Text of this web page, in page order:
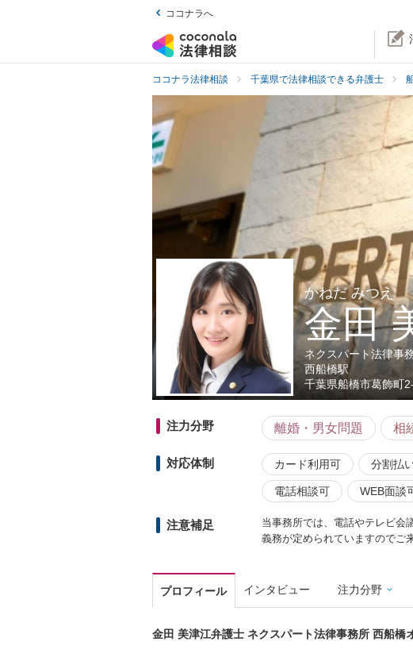
ココナラへ
ココナラ法律相談 千葉県で法律相談できる弁護士
かねだ みつえ
金田
ネクスパート法律事
西船橋駅
千葉県船橋市葛飾町
注力分野 離婚・男女問題 相
対応体制 カード利用可 分割払
電話相談可 WEB面談
注意補足
当事務所では、電話やテレビ会
義務が定められていますのでご
プロフィール インタビュー 注力分野
金田 美津江弁護士 ネクスパート法律事務所 西船橋